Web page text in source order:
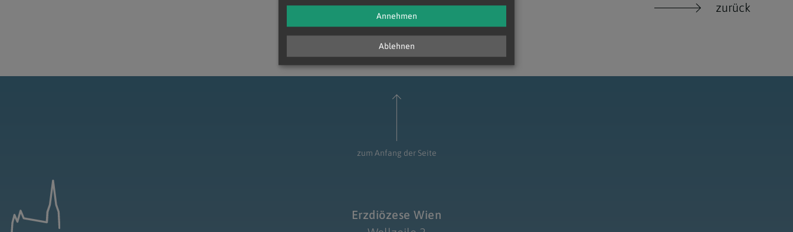
zurück
zum Anfang der Seite
Erzdiözese Wien
Ablehnen
Annehmen